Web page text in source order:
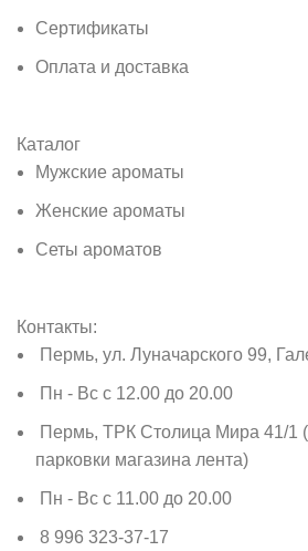
Сертификаты
Оплата и доставка
Каталог
Мужские ароматы
Женские ароматы
Сеты ароматов
Контакты:
Пермь, ул. Луначарского 99,
Пн - Вс с 12.00 до 20.00
Пермь, ТРК Столица Мира 41/1
парковки магазина лента)
Пн - Вс с 11.00 до 20.00
8 996 323-37-17